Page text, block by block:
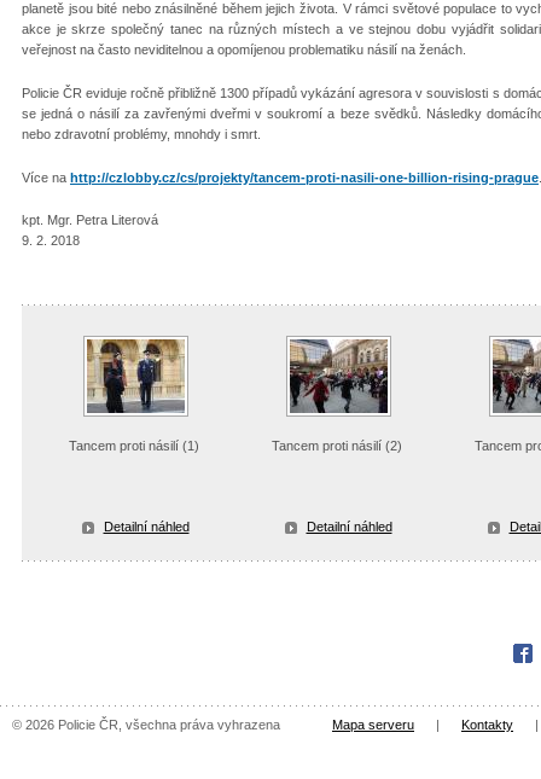
planetě jsou bité nebo znásilněné během jejich života. V rámci světové populace to
akce je skrze společný tanec na různých místech a ve stejnou dobu vyjádřit
veřejnost na často neviditelnou a opomíjenou problematiku násilí na ženách.
Policie ČR eviduje ročně přibližně 1300 případů vykázání agresora v souvislosti s
se jedná o násilí za zavřenými dveřmi v soukromí a beze svědků. Následky
nebo zdravotní problémy, mnohdy i smrt.
Více na http://czlobby.cz/cs/projekty/tancem-proti-nasili-one-billion-rising-prague
kpt. Mgr. Petra Literová
9. 2. 2018
Tancem proti násilí (1)
Detailní náhled
Tancem proti násilí (2)
Detailní náhled
Tancem
© 2026 Policie ČR, všechna práva vyhrazena Mapa serveru | Kontakty |